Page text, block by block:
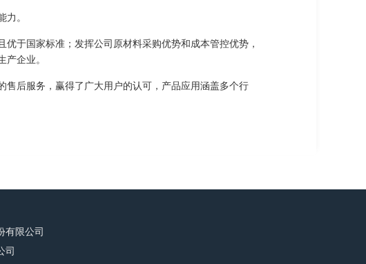
力。
于国家标准；发挥公司原材料采购优势和成本管控优势，
企业。
后服务，赢得了广大用户的认可，产品应用涵盖多个行
有限公司
司